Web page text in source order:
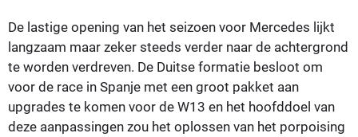
De lastige opening van het seizoen voor Mercedes lijkt
langzaam maar zeker steeds verder naar de achtergrond
te worden verdreven. De Duitse formatie besloot om
voor de race in Spanje met een groot pakket aan
upgrades te komen voor de W13 en het hoofddoel van
deze aanpassingen zou het oplossen van het porpoising